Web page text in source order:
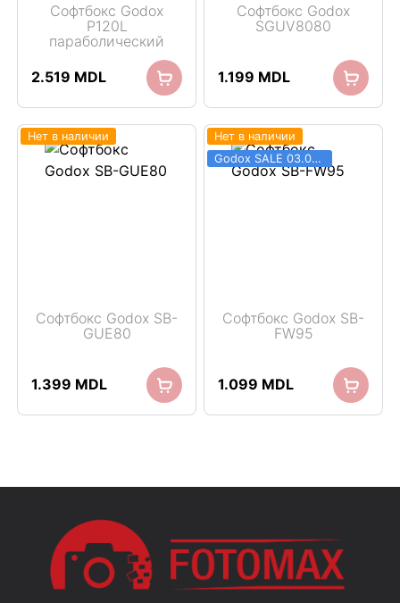
Софтбокс Godox
P120L
параболический
2.519 MDL
Софтбокс Godox
SGUV8080
1.199 MDL
Нет в наличии
Софтбокс Godox SB-
GUE80
1.399 MDL
Нет в наличии
Godox SALE 03.06 - 31.08
Софтбокс Godox SB-
FW95
1.099 MDL